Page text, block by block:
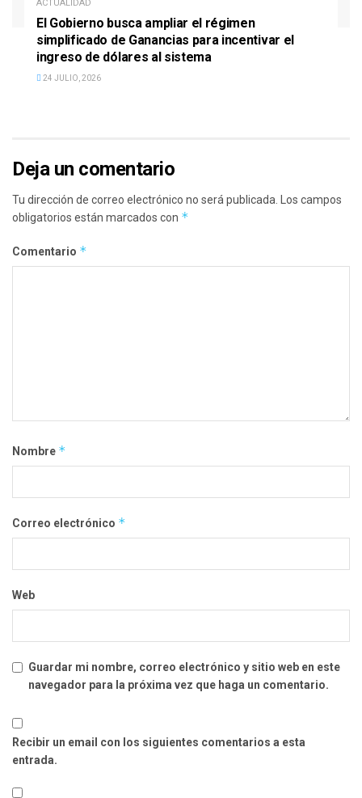
ACTUALIDAD
El Gobierno busca ampliar el régimen
simplificado de Ganancias para incentivar el
ingreso de dólares al sistema
24 JULIO, 2026
Deja un comentario
Tu dirección de correo electrónico no será publicada. Los campos
obligatorios están marcados con *
Comentario *
Nombre *
Correo electrónico *
Web
Guardar mi nombre, correo electrónico y sitio web en este
navegador para la próxima vez que haga un comentario.
Recibir un email con los siguientes comentarios a esta
entrada.